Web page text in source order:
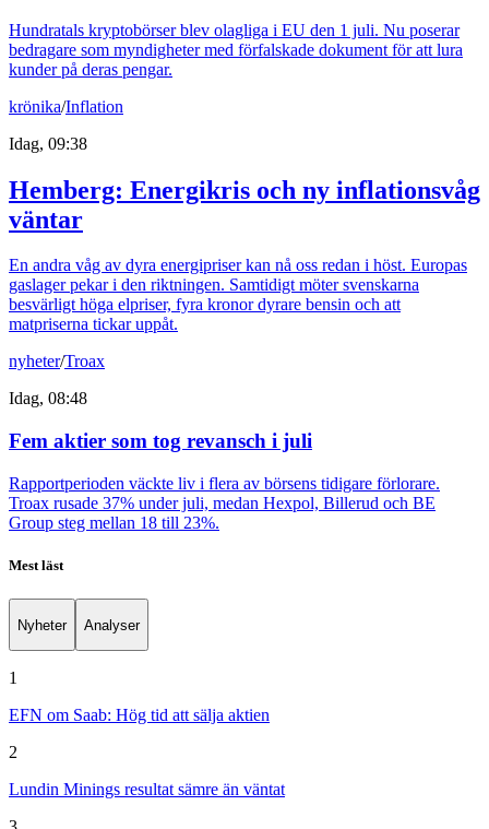
Hundratals kryptobörser blev olagliga i EU den 1 juli. Nu poserar
bedragare som myndigheter med förfalskade dokument för att lura
kunder på deras pengar.
krönika/Inflation
Idag, 09:38
Hemberg: Energikris och ny inflationsvåg
väntar
En andra våg av dyra energipriser kan nå oss redan i höst. Europas
gaslager pekar i den riktningen. Samtidigt möter svenskarna
besvärligt höga elpriser, fyra kronor dyrare bensin och att
matpriserna tickar uppåt.
nyheter/Troax
Idag, 08:48
Fem aktier som tog revansch i juli
Rapportperioden väckte liv i flera av börsens tidigare förlorare.
Troax rusade 37% under juli, medan Hexpol, Billerud och BE
Group steg mellan 18 till 23%.
Mest läst
Nyheter Analyser
1
EFN om Saab: Hög tid att sälja aktien
2
Lundin Minings resultat sämre än väntat